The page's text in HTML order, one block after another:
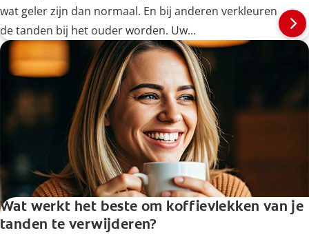
wat geler zijn dan normaal. En bij anderen verkleuren
de tanden bij het ouder worden. Uw...
Wat werkt het beste om koffievlekken van je
tanden te verwijderen?